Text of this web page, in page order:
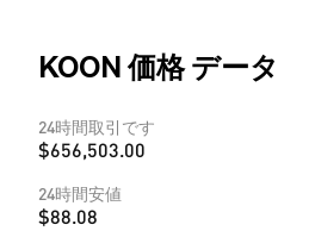
KOON 価格 データ
24時間取引です
$656,503.00
24時間安値
$88.08